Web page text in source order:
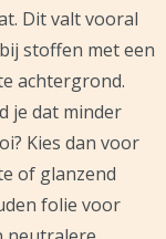
Dit valt vooral
stoffen met een
achtergrond.
je dat minder
Kies dan voor
of glanzend
folie voor